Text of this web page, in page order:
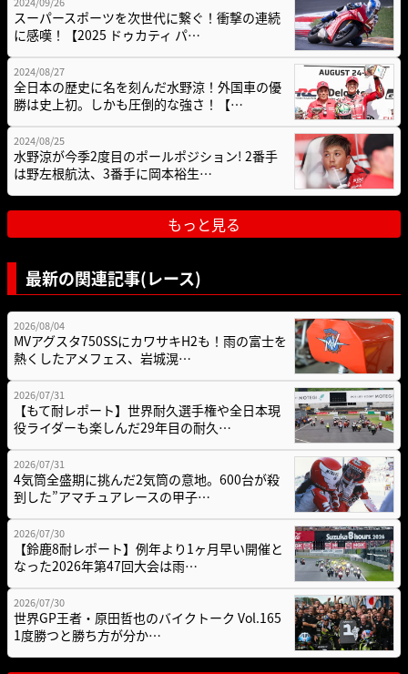
スーパースポーツを次世代に繋ぐ！衝撃の連続
に感嘆！【2025 ドゥカティ パ…
2024/08/27
全日本の歴史に名を刻んだ水野涼！外国車の優
勝は史上初。しかも圧倒的な強さ！【…
2024/08/25
水野涼が今季2度目のポールポジション! 2番手
は野左根航汰、3番手に岡本裕生…
もっと見る
最新の関連記事(レース)
2026/08/04
MVアグスタ750SSにカワサキH2も！雨の富士を
熱くしたアメフェス、岩城滉…
2026/07/31
【もて耐レポート】世界耐久選手権や全日本現
役ライダーも楽しんだ29年目の耐久…
2026/07/31
4気筒全盛期に挑んだ2気筒の意地。600台が殺
到した”アマチュアレースの甲子…
2026/07/30
【鈴鹿8耐レポート】例年より1ヶ月早い開催と
なった2026年第47回大会は雨…
2026/07/30
世界GP王者・原田哲也のバイクトーク Vol.165
1度勝つと勝ち方が分か…